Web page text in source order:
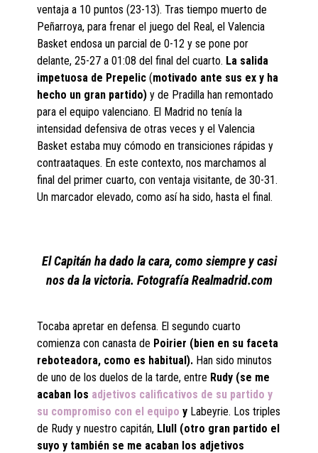
ventaja a 10 puntos (23-13). Tras tiempo muerto de
Peñarroya, para frenar el juego del Real, el Valencia
Basket endosa un parcial de 0-12 y se pone por
delante, 25-27 a 01:08 del final del cuarto. La salida
impetuosa de Prepelic (motivado ante sus ex y ha
hecho un gran partido) y de Pradilla han remontado
para el equipo valenciano. El Madrid no tenía la
intensidad defensiva de otras veces y el Valencia
Basket estaba muy cómodo en transiciones rápidas y
contraataques. En este contexto, nos marchamos al
final del primer cuarto, con ventaja visitante, de 30-31.
Un marcador elevado, como así ha sido, hasta el final.
El Capitán ha dado la cara, como siempre y casi
nos da la victoria. Fotografía Realmadrid.com
Tocaba apretar en defensa. El segundo cuarto
comienza con canasta de Poirier (bien en su faceta
reboteadora, como es habitual). Han sido minutos
de uno de los duelos de la tarde, entre Rudy (se me
acaban los adjetivos calificativos de su partido y
su compromiso con el equipoy Labeyrie. Los triples
de Rudy y nuestro capitán, Llull (otro gran partido el
suyo y también se me acaban los adjetivos